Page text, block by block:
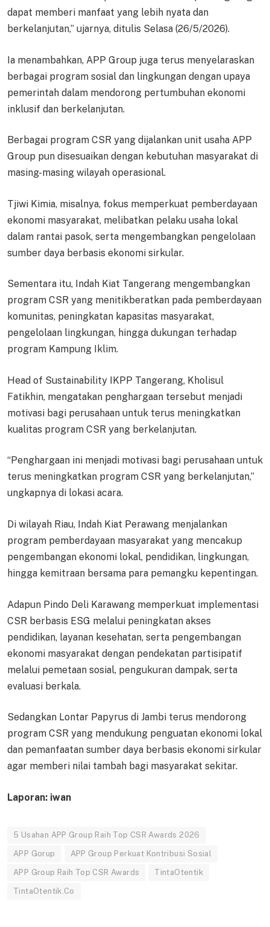
dapat memberi manfaat yang lebih nyata dan
berkelanjutan,” ujarnya, ditulis Selasa (26/5/2026).
Ia menambahkan, APP Group juga terus menyelaraskan
berbagai program sosial dan lingkungan dengan upaya
pemerintah dalam mendorong pertumbuhan ekonomi
inklusif dan berkelanjutan.
Berbagai program CSR yang dijalankan unit usaha APP
Group pun disesuaikan dengan kebutuhan masyarakat di
masing-masing wilayah operasional.
Tjiwi Kimia, misalnya, fokus memperkuat pemberdayaan
ekonomi masyarakat, melibatkan pelaku usaha lokal
dalam rantai pasok, serta mengembangkan pengelolaan
sumber daya berbasis ekonomi sirkular.
Sementara itu, Indah Kiat Tangerang mengembangkan
program CSR yang menitikberatkan pada pemberdayaan
komunitas, peningkatan kapasitas masyarakat,
pengelolaan lingkungan, hingga dukungan terhadap
program Kampung Iklim.
Head of Sustainability IKPP Tangerang, Kholisul
Fatikhin, mengatakan penghargaan tersebut menjadi
motivasi bagi perusahaan untuk terus meningkatkan
kualitas program CSR yang berkelanjutan.
“Penghargaan ini menjadi motivasi bagi perusahaan untuk
terus meningkatkan program CSR yang berkelanjutan,”
ungkapnya di lokasi acara.
Di wilayah Riau, Indah Kiat Perawang menjalankan
program pemberdayaan masyarakat yang mencakup
pengembangan ekonomi lokal, pendidikan, lingkungan,
hingga kemitraan bersama para pemangku kepentingan.
Adapun Pindo Deli Karawang memperkuat implementasi
CSR berbasis ESG melalui peningkatan akses
pendidikan, layanan kesehatan, serta pengembangan
ekonomi masyarakat dengan pendekatan partisipatif
melalui pemetaan sosial, pengukuran dampak, serta
evaluasi berkala.
Sedangkan Lontar Papyrus di Jambi terus mendorong
program CSR yang mendukung penguatan ekonomi lokal
dan pemanfaatan sumber daya berbasis ekonomi sirkular
agar memberi nilai tambah bagi masyarakat sekitar.
Laporan: iwan
5 Usahan APP Group Raih Top CSR Awards 2026
APP Gorup APP Group Perkuat Kontribusi Sosial
APP Group Raih Top CSR Awards TintaOtentik
TintaOtentik.Co